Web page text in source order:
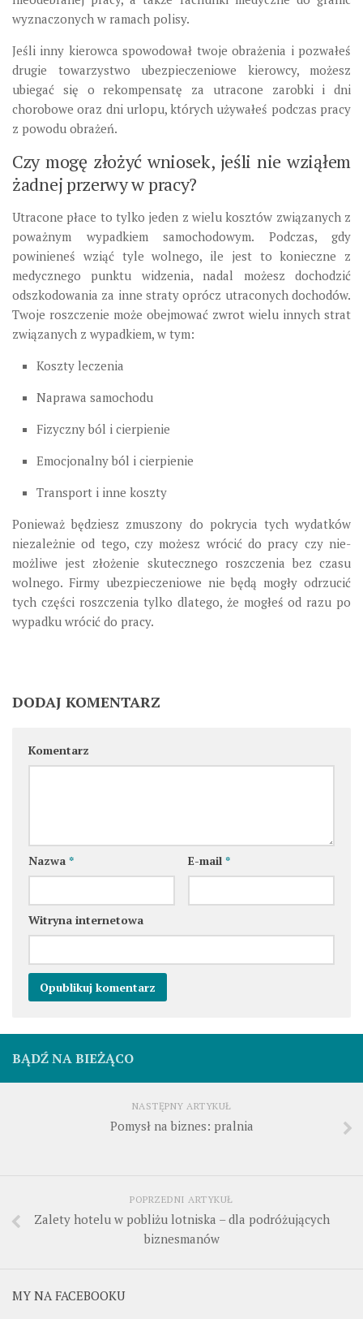
wyznaczonych w ramach polisy.
Jeśli inny kierowca spowodował twoje obrażenia i pozwałeś
drugie towarzystwo ubezpieczeniowe kierowcy, możesz
ubiegać się o rekompensatę za utracone zarobki i dni
chorobowe oraz dni urlopu, których używałeś podczas pracy
z powodu obrażeń.
Czy mogę złożyć wniosek, jeśli nie wziąłem
żadnej przerwy w pracy?
Utracone płace to tylko jeden z wielu kosztów związanych z
poważnym wypadkiem samochodowym. Podczas, gdy
powinieneś wziąć tyle wolnego, ile jest to konieczne z
medycznego punktu widzenia, nadal możesz dochodzić
odszkodowania za inne straty oprócz utraconych dochodów.
Twoje roszczenie może obejmować zwrot wielu innych strat
związanych z wypadkiem, w tym:
Koszty leczenia
Naprawa samochodu
Fizyczny ból i cierpienie
Emocjonalny ból i cierpienie
Transport i inne koszty
Ponieważ będziesz zmuszony do pokrycia tych wydatków
niezależnie od tego, czy możesz wrócić do pracy czy nie-
możliwe jest złożenie skutecznego roszczenia bez czasu
wolnego. Firmy ubezpieczeniowe nie będą mogły odrzucić
tych części roszczenia tylko dlatego, że mogłeś od razu po
wypadku wrócić do pracy.
DODAJ KOMENTARZ
Komentarz
Nazwa * E-mail *
Witryna internetowa
BĄDŹ NA BIEŻĄCO
NASTĘPNY ARTYKUŁ
Pomysł na biznes: pralnia
POPRZEDNI ARTYKUŁ
Zalety hotelu w pobliżu lotniska – dla podróżujących
biznesmanów
MY NA FACEBOOKU